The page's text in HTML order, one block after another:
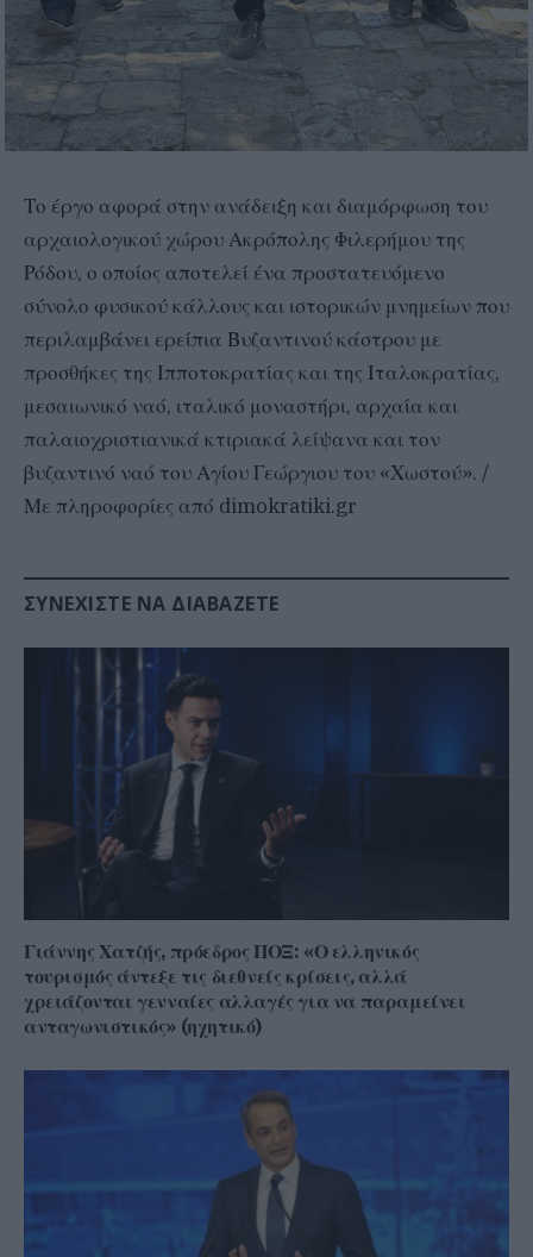
Το έργο αφορά στην ανάδειξη και διαμόρφωση του
αρχαιολογικού χώρου Ακρόπολης Φιλερήμου της
Ρόδου, ο οποίος αποτελεί ένα προστατευόμενο
σύνολο φυσικού κάλλους και ιστορικών μνημείων που
περιλαμβάνει ερείπια Βυζαντινού κάστρου με
προσθήκες της Ιπποτοκρατίας και της Ιταλοκρατίας,
μεσαιωνικό ναό, ιταλικό μοναστήρι, αρχαία και
παλαιοχριστιανικά κτιριακά λείψανα και τον
βυζαντινό ναό του Αγίου Γεώργιου του «Χωστού». /
Με πληροφορίες από dimokratiki.gr
ΣΥΝΕΧΊΣΤΕ ΝΑ ΔΙΑΒΆΖΕΤΕ
Γιάννης Χατζής, πρόεδρος ΠΟΞ: «Ο ελληνικός
τουρισμός άντεξε τις διεθνείς κρίσεις, αλλά
χρειάζονται γενναίες αλλαγές για να παραμείνει
ανταγωνιστικός» (ηχητικό)